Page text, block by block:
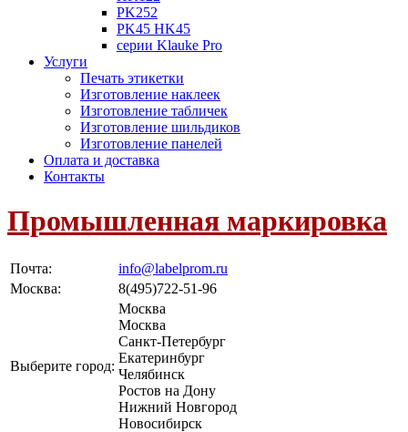
PK252
PK45 HK45
серии Klauke Pro
Услуги
Печать этикетки
Изготовление наклеек
Изготовление табличек
Изготовление шильдиков
Изготовление панелей
Оплата и доставка
Контакты
Промышленная маркировка
Почта:
info@labelprom.ru
Москва: 8(495)722-51-96
Выберите город:
Москва
Москва
Санкт-Петербург
Екатеринбург
Челябинск
Ростов на Дону
Нижний Новгород
Новосибирск